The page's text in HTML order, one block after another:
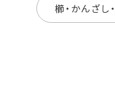
櫛・かんざ